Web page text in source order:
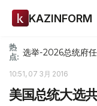
KAZINFORM
热
点: 选举-2026总统府
10:51, 07 3月 2016
美国总统大选